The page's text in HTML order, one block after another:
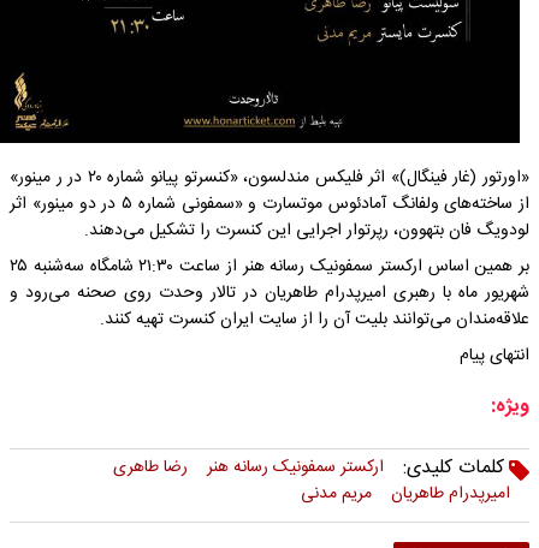
«اورتور (غار فینگال)» اثر فلیکس مندلسون، «کنسرتو پیانو شماره ۲۰ در ر مینور»
از ساخته‌های ولفانگ آمادئوس موتسارت و «سمفونی شماره ۵ در دو مینور» اثر
لودویگ فان بتهوون، رپرتوار اجرایی این کنسرت را تشکیل می‌دهند.
بر همین اساس ارکستر سمفونیک رسانه هنر از ساعت ۲۱:۳۰ شامگاه سه‌شنبه ۲۵
شهریور ماه با رهبری امیرپدرام طاهریان در تالار وحدت روی صحنه می‌رود و
علاقه‌مندان می‌توانند بلیت آن را از سایت ایران کنسرت تهیه کنند.
انتهای پیام
ویژه:
کلمات کلیدی:
ارکستر سمفونیک رسانه هنر
رضا طاهری
امیرپدرام طاهریان
مریم مدنی